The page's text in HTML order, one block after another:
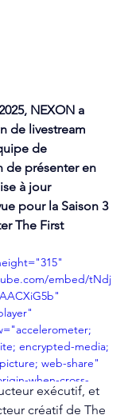
NEXON a
de livestream
de
de présenter en
à jour
pour la Saison 3
The First
embed/tNdj
encrypted-media;
web-share"
when-cross-
iframe>exécutif, et
créatif de The